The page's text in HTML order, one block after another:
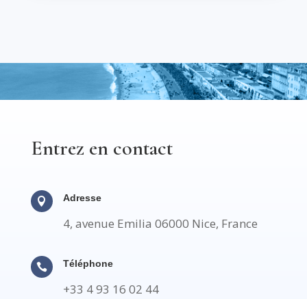
Entrez en contact
 Adresse
4, avenue Emilia 06000 Nice, France
 Téléphone
+33 4 93 16 02 44